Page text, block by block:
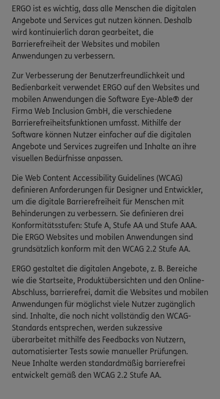
ERGO ist es wichtig, dass alle Menschen die digitalen
Angebote und Services gut nutzen können. Deshalb
wird kontinuierlich daran gearbeitet, die
Barrierefreiheit der Websites und mobilen
Anwendungen zu verbessern.
Zur Verbesserung der Benutzerfreundlichkeit und
Bedienbarkeit verwendet ERGO auf den Websites und
mobilen Anwendungen die Software Eye-Able® der
Firma Web Inclusion GmbH, die verschiedene
Barrierefreiheitsfunktionen umfasst. Mithilfe der
Software können Nutzer einfacher auf die digitalen
Angebote und Services zugreifen und Inhalte an ihre
visuellen Bedürfnisse anpassen.
Die Web Content Accessibility Guidelines (WCAG)
definieren Anforderungen für Designer und Entwickler,
um die digitale Barrierefreiheit für Menschen mit
Behinderungen zu verbessern. Sie definieren drei
Konformitätsstufen: Stufe A, Stufe AA und Stufe AAA.
Die ERGO Websites und mobilen Anwendungen sind
grundsätzlich konform mit den WCAG 2.2 Stufe AA.
ERGO gestaltet die digitalen Angebote, z. B. Bereiche
wie die Startseite, Produktübersichten und den Online-
Abschluss, barrierefrei, damit die Websites und mobilen
Anwendungen für möglichst viele Nutzer zugänglich
sind. Inhalte, die noch nicht vollständig den WCAG-
Standards entsprechen, werden sukzessive
überarbeitet mithilfe des Feedbacks von Nutzern,
automatisierter Tests sowie manueller Prüfungen.
Neue Inhalte werden standardmäßig barrierefrei
entwickelt gemäß den WCAG 2.2 Stufe AA.